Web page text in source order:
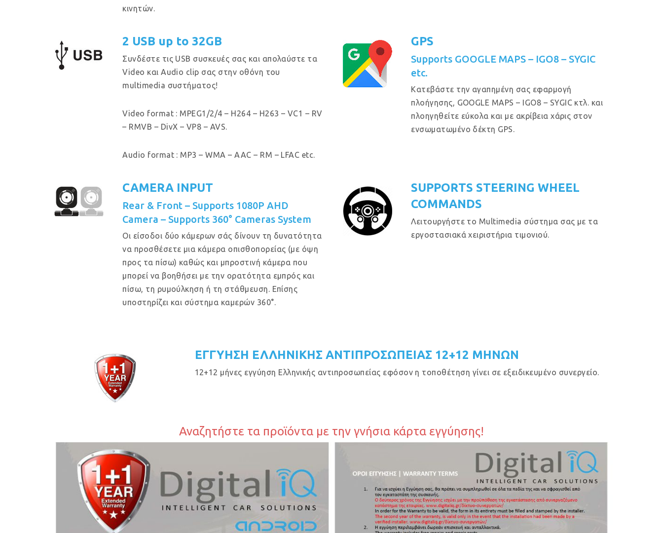
κινητών.
2 USB up to 32GB
Συνδέστε τις USB συσκευές σας και απολαύστε τα
Video και Audio clip σας στην οθόνη του
multimedia συστήματος!
Video format : MPEG1/2/4 – H264 – H263 – VC1 – RV
– RMVB – DivX – VP8 – AVS.
Audio format : MP3 – WMA – AAC – RM – LFAC etc.
GPS
Supports GOOGLE MAPS – IGO8 – SYGIC
etc.
Κατεβάστε την αγαπημένη σας εφαρμογή
πλοήγησης, GOOGLE MAPS – IGO8 – SYGIC κτλ. και
πλοηγηθείτε εύκολα και με ακρίβεια χάρις στον
ενσωματωμένο δέκτη GPS.
CAMERA INPUT
Rear & Front – Supports 1080P AHD
Camera – Supports 360° Cameras System
Οι είσοδοι δύο κάμερων σάς δίνουν τη δυνατότητα
να προσθέσετε μια κάμερα οπισθοπορείας (με όψη
προς τα πίσω) καθώς και μπροστινή κάμερα που
μπορεί να βοηθήσει με την ορατότητα εμπρός και
πίσω, τη ρυμούλκηση ή τη στάθμευση. Επίσης
υποστηρίζει και σύστημα καμερών 360°.
SUPPORTS STEERING WHEEL
COMMANDS
Λειτουργήστε το Multimedia σύστημα σας με τα
εργοστασιακά χειριστήρια τιμονιού.
ΕΓΓΥΗΣΗ ΕΛΛΗΝΙΚΗΣ ΑΝΤΙΠΡΟΣΩΠΕΙΑΣ 12+12 ΜΗΝΩΝ
12+12 μήνες εγγύηση Ελληνικής αντιπροσωπείας εφόσον η τοποθέτηση γίνει σε εξειδικευμένο συνεργείο.
Αναζητήστε τα προϊόντα με την γνήσια κάρτα εγγύησης!